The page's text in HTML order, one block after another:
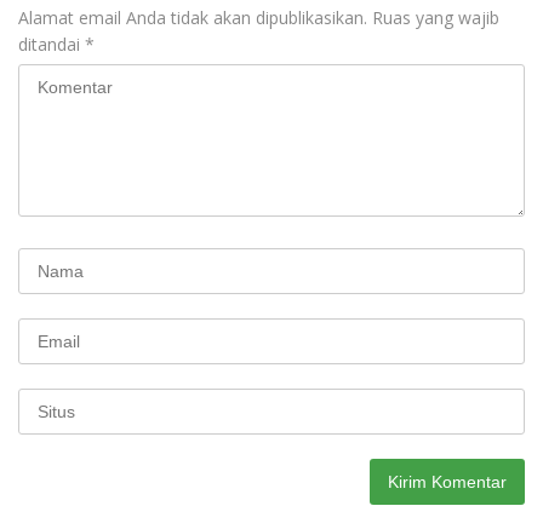
Alamat email Anda tidak akan dipublikasikan. Ruas yang wajib
ditandai *